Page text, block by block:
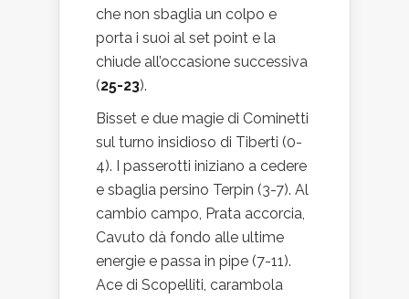
che non sbaglia un colpo e
porta i suoi al set point e la
chiude all’occasione successiva
(25-23).
Bisset e due magie di Cominetti
sul turno insidioso di Tiberti (0-
4). I passerotti iniziano a cedere
e sbaglia persino Terpin (3-7). Al
cambio campo, Prata accorcia,
Cavuto dà fondo alle ultime
energie e passa in pipe (7-11).
Ace di Scopelliti, carambola